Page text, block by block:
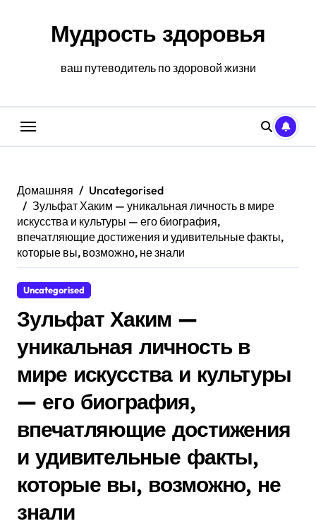
содержаниюМудрость здоровья
ваш путеводитель по здоровой жизни
Домашняя
Uncategorised
Зульфат Хаким — уникальная личность в мире
искусства и культуры — его биография,
впечатляющие достижения и удивительные факты,
которые вы, возможно, не знали
Uncategorised
Зульфат Хаким —
уникальная личность в
мире искусства и культуры
— его биография,
впечатляющие достижения
и удивительные факты,
которые вы, возможно, не
знали